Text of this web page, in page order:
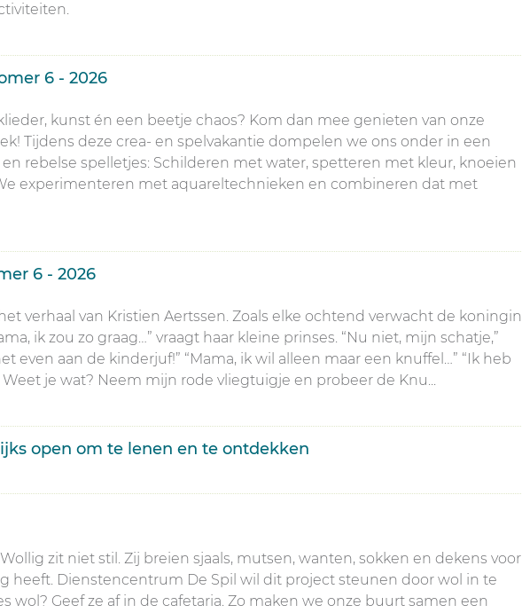
6 - 2026
kunst én een beetje chaos? Kom dan mee genieten van onze
Tijdens deze crea- en spelvakantie dompelen we ons onder in een
rebelse spelletjes: Schilderen met water, spetteren met kleur, knoeien
experimenteren met aquareltechnieken en combineren dat met
6 - 2026
verhaal van Kristien Aertssen. Zoals elke ochtend verwacht de koningin
ik zou zo graag…” vraagt haar kleine prinses. “Nu niet, mijn schatje,”
even aan de kinderjuf!” “Mama, ik wil alleen maar een knuffel…” “Ik heb
je wat? Neem mijn rode vliegtuigje en probeer de Knu...
open om te lenen en te ontdekken
zit niet stil. Zij breien sjaals, mutsen, wanten, sokken en dekens voor
heeft. Dienstencentrum De Spil wil dit project steunen door wol in te
wol? Geef ze af in de cafetaria. Zo maken we onze buurt samen een